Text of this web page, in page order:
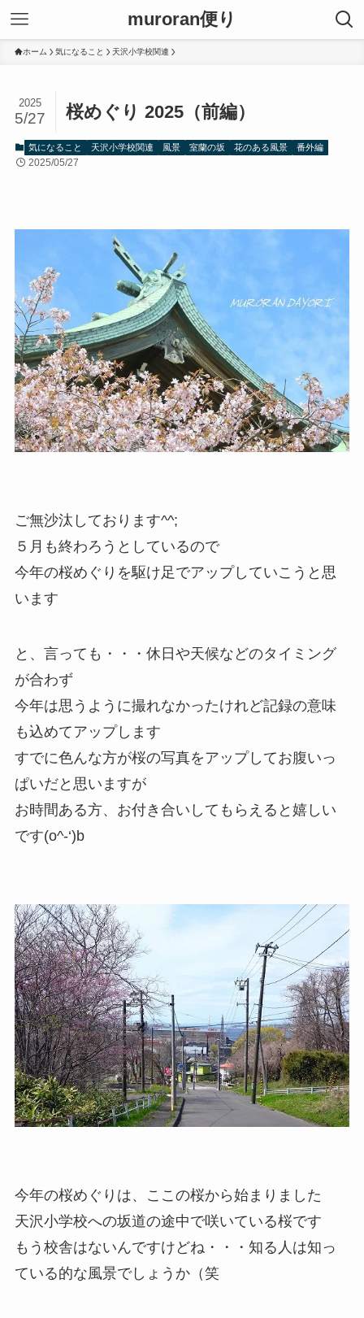
muroran便り
ホーム 気になること 天沢小学校関連
桜めぐり 2025（前編）
2025
5/27
気になること 天沢小学校関連 風景 室蘭の坂 花のある風景 番外編
2025/05/27
ご無沙汰しております^^;
５月も終わろうとしているので
今年の桜めぐりを駆け足でアップしていこうと思
います
と、言っても・・・休日や天候などのタイミング
が合わず
今年は思うように撮れなかったけれど記録の意味
も込めてアップします
すでに色んな方が桜の写真をアップしてお腹いっ
ぱいだと思いますが
お時間ある方、お付き合いしてもらえると嬉しい
です(o^-‘)b
今年の桜めぐりは、ここの桜から始まりました
天沢小学校への坂道の途中で咲いている桜です
もう校舎はないんですけどね・・・知る人は知っ
ている的な風景でしょうか（笑